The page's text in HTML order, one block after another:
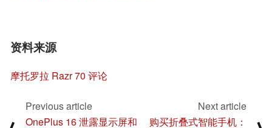
资料来源
摩托罗拉 Razr 70 评论
Previous article
OnePlus 16 泄露显示屏和
Next article
购买折叠式智能手机：